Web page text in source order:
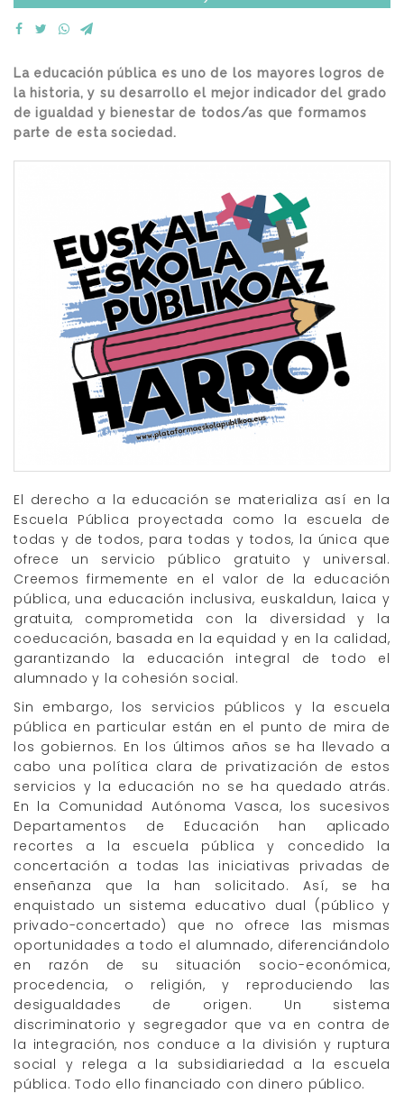
La educación pública es uno de los mayores logros de
la historia, y su desarrollo el mejor indicador del grado
de igualdad y bienestar de todos/as que formamos
parte de esta sociedad.
El derecho a la educación se materializa así en la
Escuela Pública proyectada como la escuela de
todas y de todos, para todas y todos, la única que
ofrece un servicio público gratuito y universal.
Creemos firmemente en el valor de la educación
pública, una educación inclusiva, euskaldun, laica y
gratuita, comprometida con la diversidad y la
coeducación, basada en la equidad y en la calidad,
garantizando la educación integral de todo el
alumnado y la cohesión social.
Sin embargo, los servicios públicos y la escuela
pública en particular están en el punto de mira de
los gobiernos. En los últimos años se ha llevado a
cabo una política clara de privatización de estos
servicios y la educación no se ha quedado atrás.
En la Comunidad Autónoma Vasca, los sucesivos
Departamentos de Educación han aplicado
recortes a la escuela pública y concedido la
concertación a todas las iniciativas privadas de
enseñanza que la han solicitado. Así, se ha
enquistado un sistema educativo dual (público y
privado-concertado) que no ofrece las mismas
oportunidades a todo el alumnado, diferenciándolo
en razón de su situación socio-económica,
procedencia, o religión, y reproduciendo las
desigualdades de origen. Un sistema
discriminatorio y segregador que va en contra de
la integración, nos conduce a la división y ruptura
social y relega a la subsidiariedad a la escuela
pública. Todo ello financiado con dinero público.